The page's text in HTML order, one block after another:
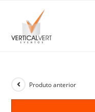
Produto anterior